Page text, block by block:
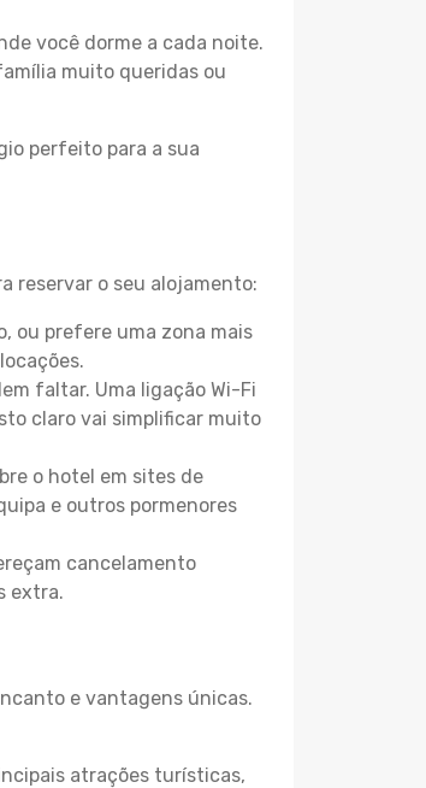
você dorme a cada noite.
muito queridas ou
perfeito para a sua
reservar o seu alojamento:
ou prefere uma zona mais
faltar. Uma ligação Wi-Fi
claro vai simplificar muito
o hotel em sites de
e outros pormenores
cancelamento
extra.
e vantagens únicas.
atrações turísticas,